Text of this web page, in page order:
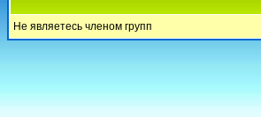
Не являетесь членом групп